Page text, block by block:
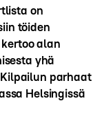
on
töiden
alan
yhä
parhaat
Helsingissä